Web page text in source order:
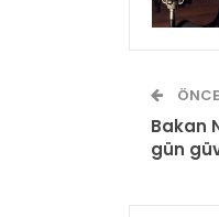
Bakan
gün